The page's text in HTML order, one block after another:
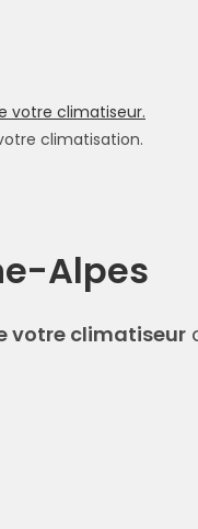
votre climatiseur.
climatisation.
Alpes
votre climatiseur